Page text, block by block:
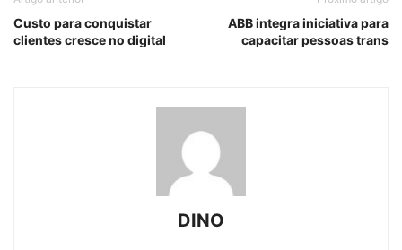
Custo para conquistar
clientes cresce no digital
ABB integra iniciativa para
capacitar pessoas trans
DINO